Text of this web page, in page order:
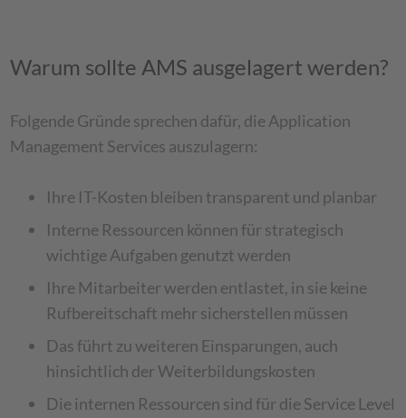
Warum sollte AMS ausgelagert werden?
Folgende Gründe sprechen dafür, die Application
Management Services auszulagern:
Ihre IT-Kosten bleiben transparent und planbar
Interne Ressourcen können für strategisch
wichtige Aufgaben genutzt werden
Ihre Mitarbeiter werden entlastet, in sie keine
Rufbereitschaft mehr sicherstellen müssen
Das führt zu weiteren Einsparungen, auch
hinsichtlich der Weiterbildungskosten
Die internen Ressourcen sind für die Service Level